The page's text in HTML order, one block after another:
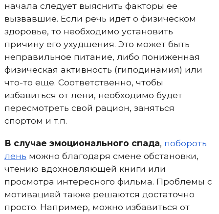
начала следует выяснить факторы ее
вызвавшие. Если речь идет о физическом
здоровье, то необходимо установить
причину его ухудшения. Это может быть
неправильное питание, либо пониженная
физическая активность (гиподинамия) или
что-то еще. Соответственно, чтобы
избавиться от лени, необходимо будет
пересмотреть свой рацион, заняться
спортом и т.п.
В случае эмоционального спада, побороть
лень можно благодаря смене обстановки,
чтению вдохновляющей книги или
просмотра интересного фильма. Проблемы с
мотивацией также решаются достаточно
просто. Например, можно избавиться от